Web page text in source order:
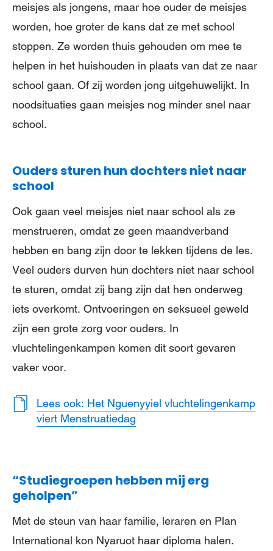
meisjes als jongens, maar hoe ouder de meisjes
worden, hoe groter de kans dat ze met school
stoppen. Ze worden thuis gehouden om mee te
helpen in het huishouden in plaats van dat ze naar
school gaan. Of zij worden jong uitgehuwelijkt. In
noodsituaties gaan meisjes nog minder snel naar
school.
Ouders sturen hun dochters niet naar
school
Ook gaan veel meisjes niet naar school als ze
menstrueren, omdat ze geen maandverband
hebben en bang zijn door te lekken tijdens de les.
Veel ouders durven hun dochters niet naar school
te sturen, omdat zij bang zijn dat hen onderweg
iets overkomt. Ontvoeringen en seksueel geweld
zijn een grote zorg voor ouders. In
vluchtelingenkampen komen dit soort gevaren
vaker voor.
Lees ook: Het Nguenyyiel vluchtelingenkamp
viert Menstruatiedag
“Studiegroepen hebben mij erg
geholpen”
Met de steun van haar familie, leraren en Plan
International kon Nyaruot haar diploma halen.